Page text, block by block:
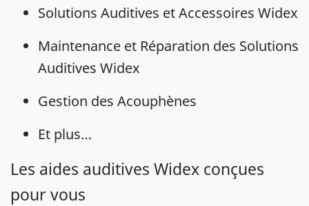
Solutions Auditives et Accessoires Widex
Maintenance et Réparation des Solutions
Auditives Widex
Gestion des Acouphènes
Et plus…
Les aides auditives Widex conçues
pour vous